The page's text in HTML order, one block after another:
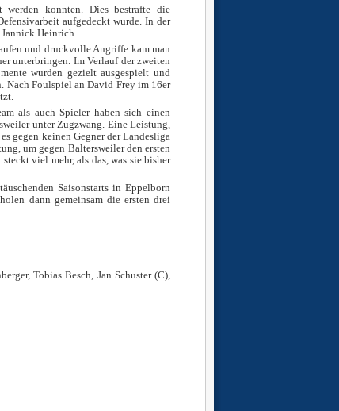
werden konnten. Dies bestrafte die
aufgedeckt wurde. In der
Heinrich.
und druckvolle Angriffe kam man
unterbringen. Im Verlauf der zweiten
wurden gezielt ausgespielt und
Nach Foulspiel an David Frey im 16er
als auch Spieler haben sich einen
unter Zugzwang. Eine Leistung,
gegen keinen Gegner der Landesliga
um gegen Baltersweiler den ersten
viel mehr, als das, was sie bisher
Saisonstarts in Eppelborn
dann gemeinsam die ersten drei
Tobias Besch, Jan Schuster (C),